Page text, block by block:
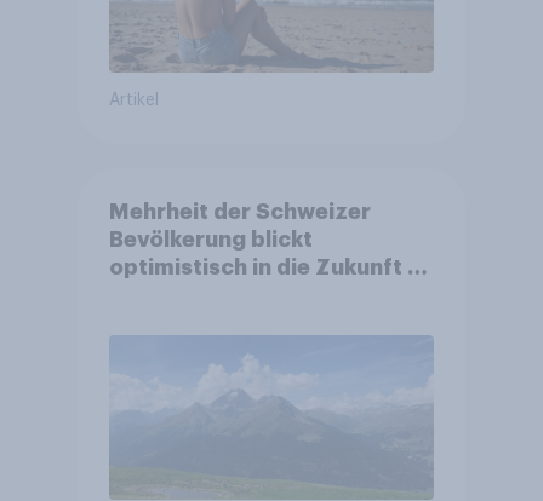
Artikel
Mehrheit der Schweizer
Bevölkerung blickt
optimistisch in die Zukunft –
Altersvorsorge